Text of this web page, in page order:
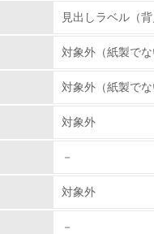
ている
見出しラベル（
対象外（紙製でな
対象外（紙製でな
対象外
－
対象外
－